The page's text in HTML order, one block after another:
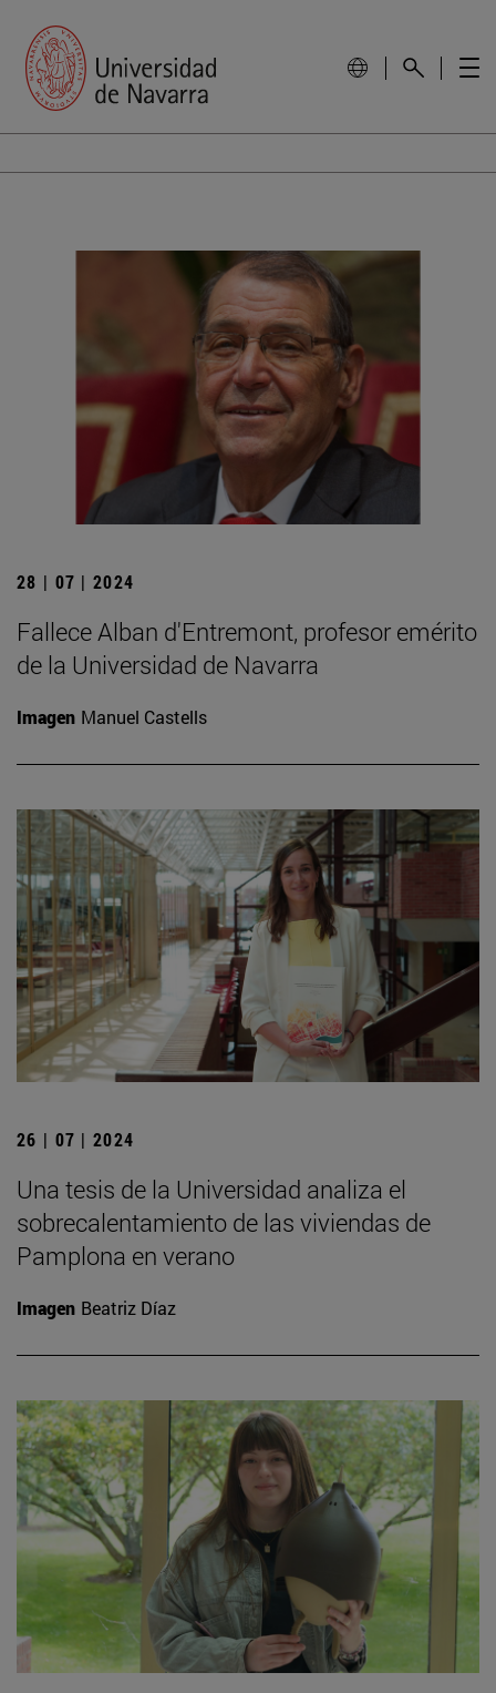
28 | 07 | 2024
Fallece Alban d'Entremont, profesor emérito
de la Universidad de Navarra
Imagen Manuel Castells
26 | 07 | 2024
Una tesis de la Universidad analiza el
sobrecalentamiento de las viviendas de
Pamplona en verano
Imagen Beatriz Díaz